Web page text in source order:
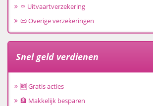
⚰️ Uitvaartverzekering
📜 Overige verzekeringen
Snel geld verdienen
🆓 Gratis acties
🏦 Makkelijk besparen